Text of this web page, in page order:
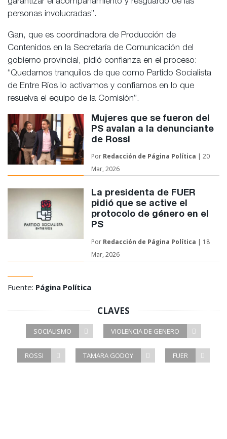
personas involucradas”.
Gan, que es coordinadora de Producción de
Contenidos en la Secretaría de Comunicación del
gobierno provincial, pidió confianza en el proceso:
“Quedarnos tranquilos de que como Partido Socialista
de Entre Ríos lo activamos y confiamos en lo que
resuelva el equipo de la Comisión”.
Mujeres que se fueron del
PS avalan a la denunciante
de Rossi
Por Redacción de Página Política | 20
Mar, 2026
La presidenta de FUER
pidió que se active el
protocolo de género en el
PS
Por Redacción de Página Política | 18
Mar, 2026
Fuente: Página Política
CLAVES
SOCIALISMO VIOLENCIA DE GENERO
ROSSI TAMARA GODOY FUER